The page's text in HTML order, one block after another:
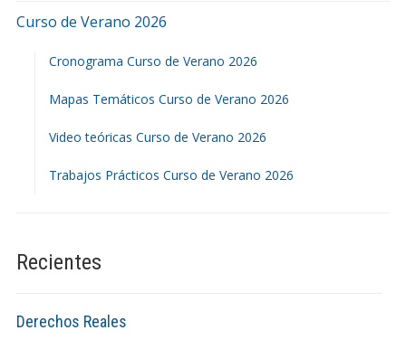
Curso de Verano 2026
Cronograma Curso de Verano 2026
Mapas Temáticos Curso de Verano 2026
Video teóricas Curso de Verano 2026
Trabajos Prácticos Curso de Verano 2026
Recientes
Derechos Reales